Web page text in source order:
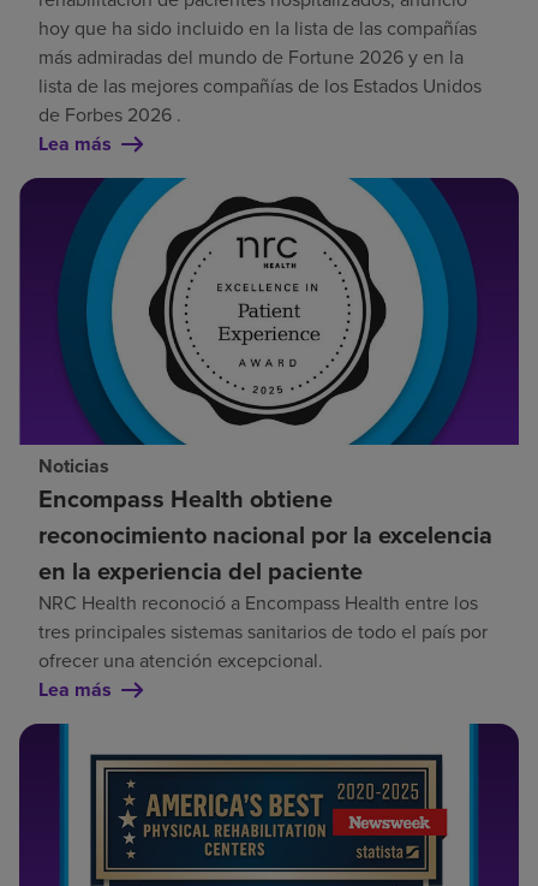
hoy que ha sido incluido en la lista de las compañías
más admiradas del mundo de Fortune 2026 y en la
lista de las mejores compañías de los Estados Unidos
de Forbes 2026 .
Lea más
Noticias
Encompass Health obtiene
reconocimiento nacional por la excelencia
en la experiencia del paciente
NRC Health reconoció a Encompass Health entre los
tres principales sistemas sanitarios de todo el país por
ofrecer una atención excepcional.
Lea más